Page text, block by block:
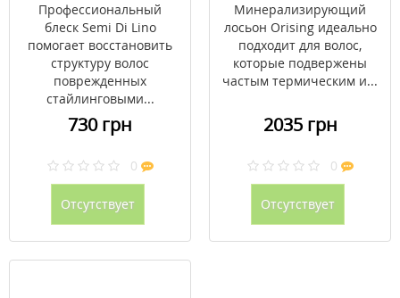
Профессиональный
блеск Semi Di Lino
помогает восстановить
структуру волос
поврежденных
стайлинговыми...
730 грн
0
Отсутствует
Минерализирующий
лосьон Orising идеально
подходит для волос,
которые подвержены
частым термическим и...
2035 грн
0
Отсутствует